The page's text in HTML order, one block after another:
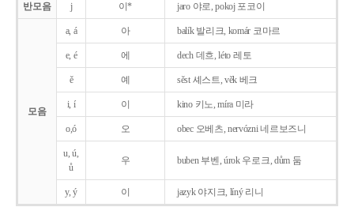
반모음 j 이* jaro 야로, pokoj 포코이
모음
a, á 아 balík 발리크, komár 코마르
e, é 에 dech 데흐, léto 레토
ě 예 sěst 셰스트, věk 베크
i, í 이 kino 키노, míra 미라
o,ó 오 obec 오베츠, nervózni 네르보즈니
u, ú,
ů
우 buben 부벤, úrok 우로크, dům 둠
y, ý 이 jazyk야지크, líný 리니